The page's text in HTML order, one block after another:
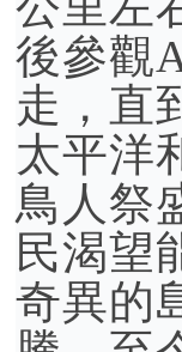
後參觀
走，直
太平洋
鳥人祭
民渴望
奇異的